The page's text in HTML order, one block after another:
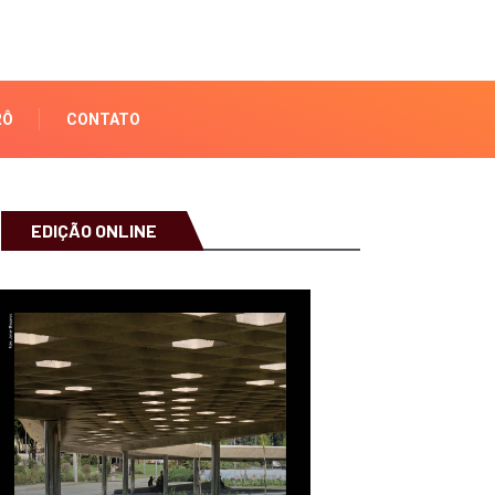
CONTATO
EDIÇÃO ONLINE